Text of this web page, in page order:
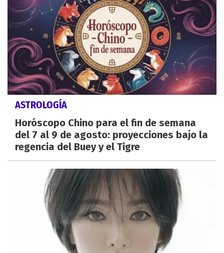
ASTROLOGÍA
Horóscopo Chino para el fin de semana
del 7 al 9 de agosto: proyecciones bajo la
regencia del Buey y el Tigre